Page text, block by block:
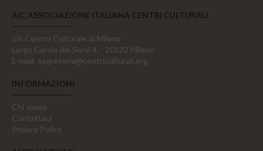
AIC ASSOCIAZIONE ITALIANA CENTRI CULTURALI
c/o Centro Culturale di Milano
Largo Corsia dei Servi 4, - 20122 Milano
E-mail: segreteria@centriculturali.org
INFORMAZIONI
Chi siamo
Contattaci
Privacy Policy